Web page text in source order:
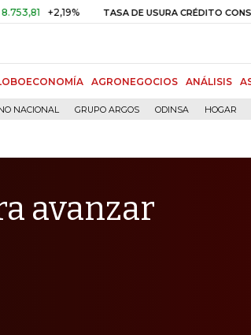
+2,19% TASA DE USURA CRÉDITO CONSUMO
AGRONEGOCIOS ANÁLISIS
NACIONAL GRUPO ARGOS ODINSA HOGAR
avanzar